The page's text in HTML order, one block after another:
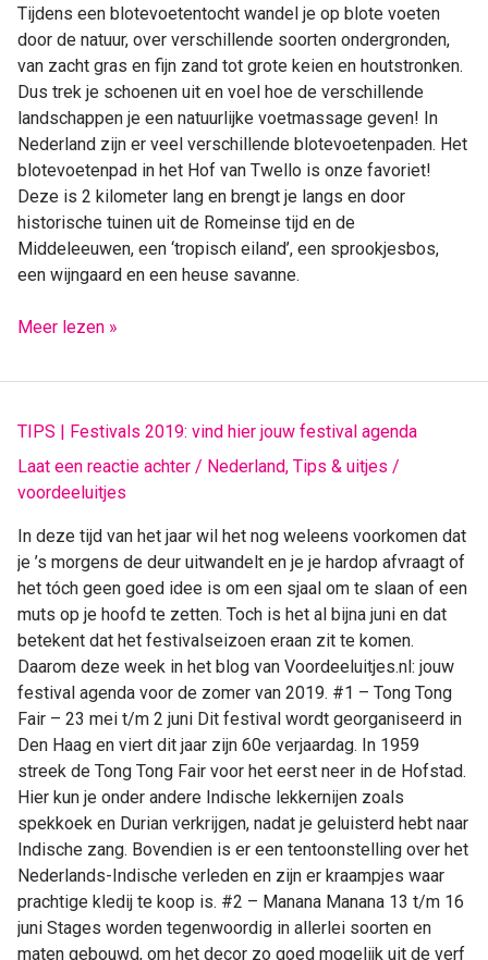
Tijdens een blotevoetentocht wandel je op blote voeten
door de natuur, over verschillende soorten ondergronden,
van zacht gras en fijn zand tot grote keien en houtstronken.
Dus trek je schoenen uit en voel hoe de verschillende
landschappen je een natuurlijke voetmassage geven! In
Nederland zijn er veel verschillende blotevoetenpaden. Het
blotevoetenpad in het Hof van Twello is onze favoriet!
Deze is 2 kilometer lang en brengt je langs en door
historische tuinen uit de Romeinse tijd en de
Middeleeuwen, een ‘tropisch eiland’, een sprookjesbos,
een wijngaard en een heuse savanne.
Meer lezen »
TIPS | Festivals 2019: vind hier jouw festival agenda
Laat een reactie achter / Nederland, Tips & uitjes /
voordeeluitjes
In deze tijd van het jaar wil het nog weleens voorkomen dat
je ’s morgens de deur uitwandelt en je je hardop afvraagt of
het tóch geen goed idee is om een sjaal om te slaan of een
muts op je hoofd te zetten. Toch is het al bijna juni en dat
betekent dat het festivalseizoen eraan zit te komen.
Daarom deze week in het blog van Voordeeluitjes.nl: jouw
festival agenda voor de zomer van 2019. #1 – Tong Tong
Fair – 23 mei t/m 2 juni Dit festival wordt georganiseerd in
Den Haag en viert dit jaar zijn 60e verjaardag. In 1959
streek de Tong Tong Fair voor het eerst neer in de Hofstad.
Hier kun je onder andere Indische lekkernijen zoals
spekkoek en Durian verkrijgen, nadat je geluisterd hebt naar
Indische zang. Bovendien is er een tentoonstelling over het
Nederlands-Indische verleden en zijn er kraampjes waar
prachtige kledij te koop is. #2 – Manana Manana 13 t/m 16
juni Stages worden tegenwoordig in allerlei soorten en
maten gebouwd, om het decor zo goed mogelijk uit de verf
TIPS
Festivals
2019:
vind
hier
jouw
agenda